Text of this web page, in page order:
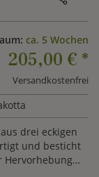
ca. 5 Wochen
205,00 € *
Versandkostenfrei
drei eckigen
und besticht